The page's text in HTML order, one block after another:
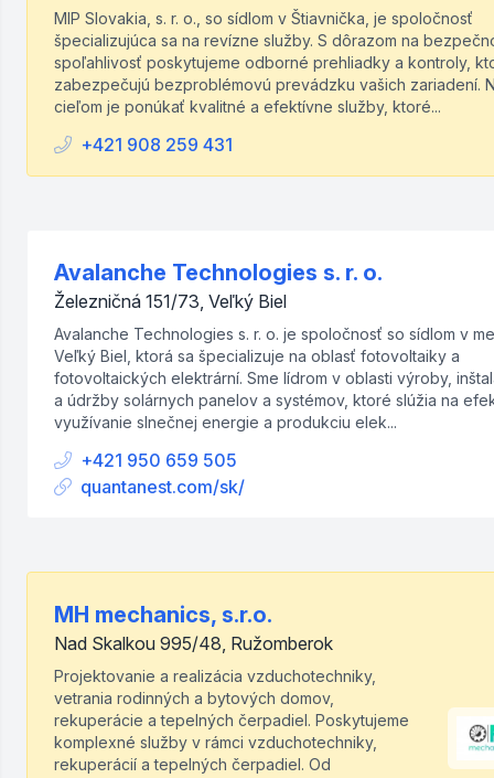
MIP Slovakia, s. r. o., so sídlom v Štiavnička, je spoločnosť
špecializujúca sa na revízne služby. S dôrazom na
spoľahlivosť poskytujeme odborné prehliadky a kontroly,
zabezpečujú bezproblémovú prevádzku vašich zariadení.
cieľom je ponúkať kvalitné a efektívne služby, ktoré...
+421 908 259 431
Avalanche Technologies s. r. o.
Železničná 151/73, Veľký Biel
Avalanche Technologies s. r. o. je spoločnosť so sídlom v
Veľký Biel, ktorá sa špecializuje na oblasť fotovoltaiky a
fotovoltaických elektrární. Sme lídrom v oblasti výroby,
a údržby solárnych panelov a systémov, ktoré slúžia na
využívanie slnečnej energie a produkciu elek...
+421 950 659 505
quantanest.com/sk/
MH mechanics, s.r.o.
Nad Skalkou 995/48, Ružomberok
Projektovanie a realizácia vzduchotechniky,
vetrania rodinných a bytových domov,
rekuperácie a tepelných čerpadiel. Poskytujeme
komplexné služby v rámci vzduchotechniky,
rekuperácií a tepelných čerpadiel. Od